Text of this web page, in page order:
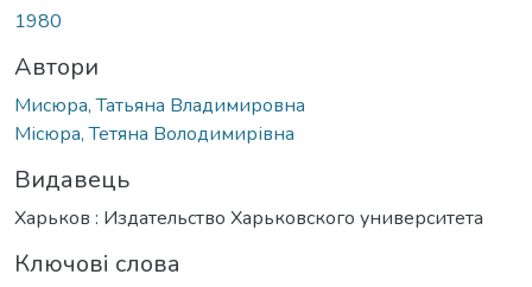
1980
Автори
Мисюра, Татьяна Владимировна
Місюра, Тетяна Володимирівна
Видавець
Харьков : Издательство Харьковского университета
Ключові слова